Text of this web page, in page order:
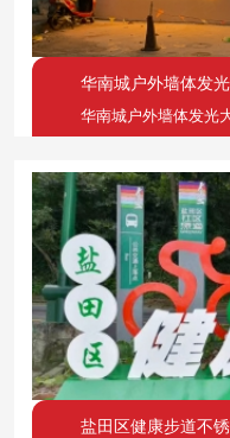
华南城户外墙体发
华南城户外墙体发光
盐田区健康步道不